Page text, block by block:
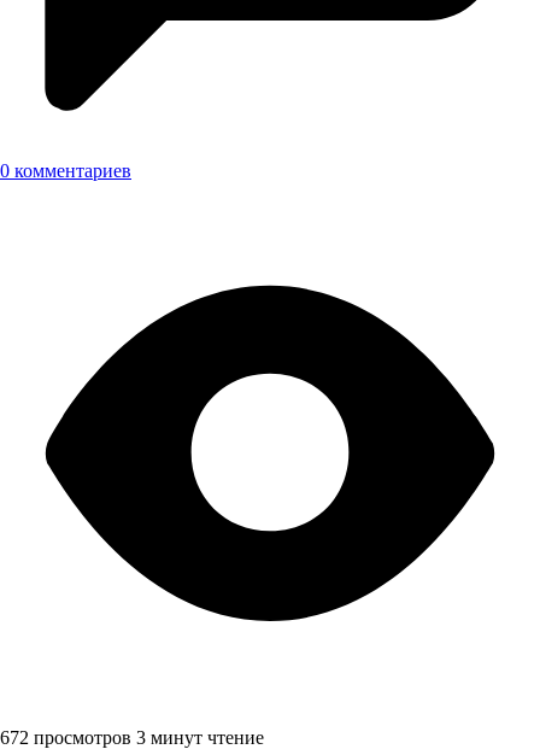
0 комментариев
672 просмотров 3 минут чтение